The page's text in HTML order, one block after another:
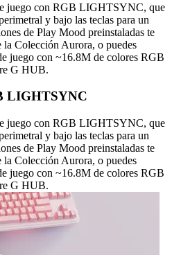
juego con RGB LIGHTSYNC, que
y bajo las teclas para un
de Play Mood preinstaladas te
Colección Aurora, o puedes
juego con ~16.8M de colores RGB
G HUB.
LIGHTSYNC
juego con RGB LIGHTSYNC, que
y bajo las teclas para un
de Play Mood preinstaladas te
Colección Aurora, o puedes
juego con ~16.8M de colores RGB
G HUB.